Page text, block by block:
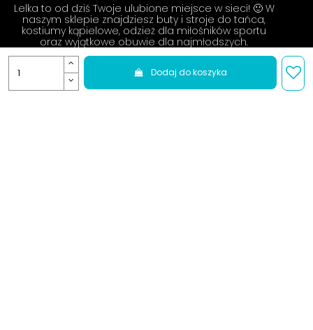
Dodaj do koszyka
Lelka to od dziś Twoje ulubione miejsce w sieci! 🙂 W
naszym sklepie znajdziesz buty i stroje do tańca,
kostiumy kąpielowe, odzież dla miłośników sportu
oraz wyjątkowe obuwie dla najmłodszych.
Zapraszamy do zakupów!
LELKA S.C. Paulina i Mateusz Kozak
Mosty 22i